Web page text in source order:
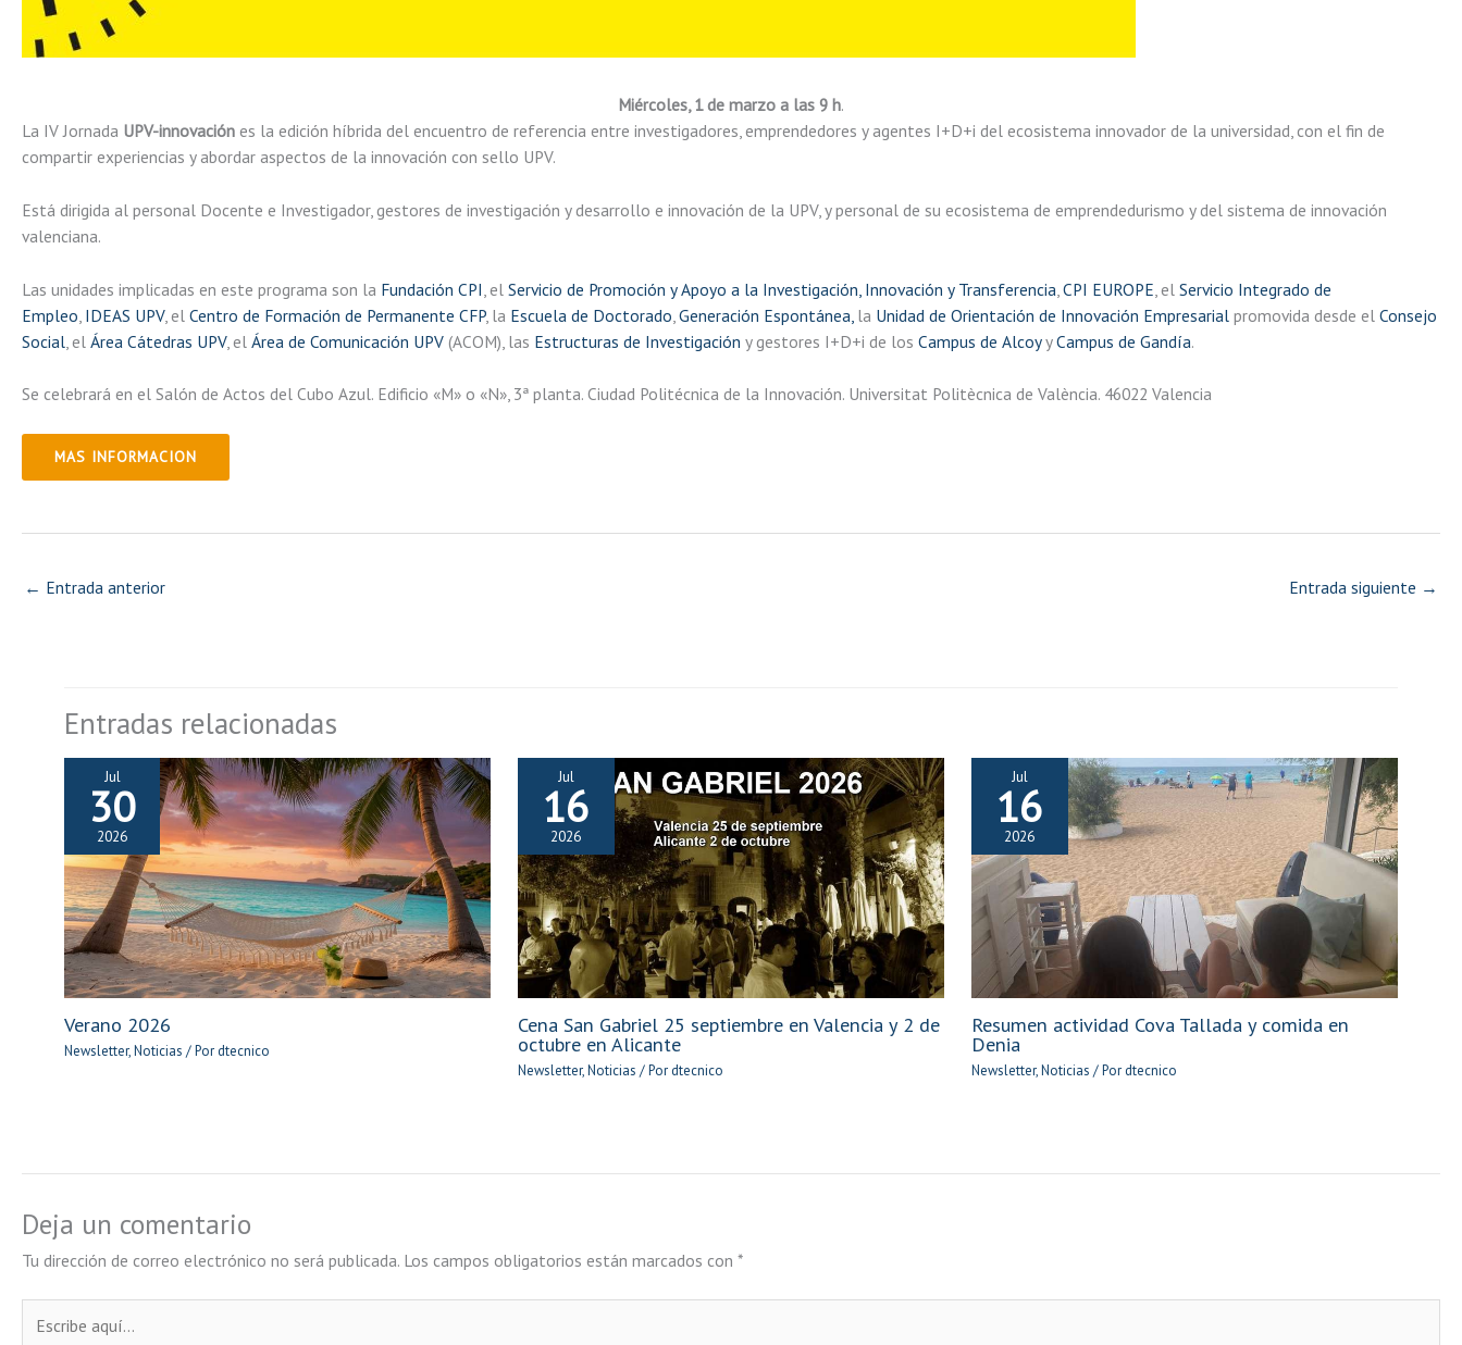
Miércoles, 1 de marzo a las 9 h.
La IV Jornada UPV-innovación es la edición híbrida del encuentro de referencia entre investigadores, emprendedores y agentes I+D+i del ecosistema innovador de la universidad, con el fin de
compartir experiencias y abordar aspectos de la innovación con sello UPV.
Está dirigida al personal Docente e Investigador, gestores de investigación y desarrollo e innovación de la UPV, y personal de su ecosistema de emprendedurismo y del sistema de innovación
valenciana.
Las unidades implicadas en este programa son la Fundación CPI , el Servicio de Promoción y Apoyo a la Investigación, Innovación y Transferencia CPI EUROPE , el Servicio Integrado de
Empleo IDEAS UPV, el Centro de Formación de Permanente CFP, la Escuela de Doctorado Generación Espontánea, la Unidad de Orientación de Innovación Empresarial promovida desde el Consejo
Social , el Área Cátedras UPV, el Área de Comunicación UPV (ACOM), las Estructuras de Investigación y gestores I+D+i de los Campus de AlcoyyCampus de Gandía.
Se celebrará en el Salón de Actos del Cubo Azul. Edificio «M» o «N», 3ª planta. Ciudad Politécnica de la Innovación. Universitat Politècnica de València. 46022 Valencia
MAS INFORMACION
← Entrada anterior Entrada siguiente →
Entradas relacionadas
Jul
30
2026
Verano 2026
Newsletter,Noticias / Pordtecnico
Jul
16
2026
Cena San Gabriel 25 septiembre en Valencia y 2 de
octubre en Alicante
Newsletter,Noticias / Pordtecnico
Jul
16
2026
Resumen actividad Cova Tallada y comida en
Denia
Newsletter,Noticias / Pordtecnico
Deja un comentario
Tu dirección de correo electrónico no será publicada. Los campos obligatorios están marcados con *
aquí...